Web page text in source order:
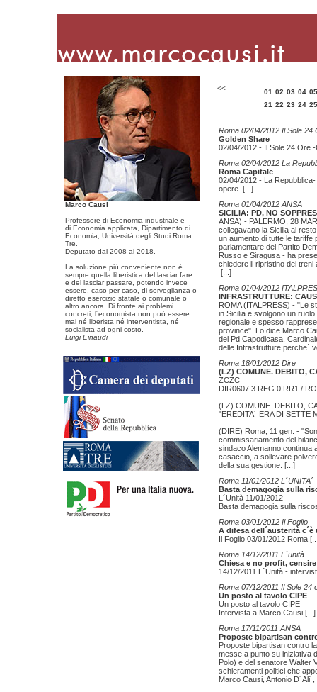
Marco Causi
Professore di Economia industriale e
di Economia applicata, Dipartimento di
Economia, Università degli Studi Roma
Tre.
Deputato dal 2008 al 2018.
La soluzione più conveniente non è
sempre quella liberistica del lasciar fare
e del lasciar passare, potendo invece
essere, caso per caso, di sorveglianza o
diretto esercizio statale o comunale o
altro ancora. Di fronte ai problemi
concreti, l´economista non può essere
mai né liberista né interventista, né
socialista ad ogni costo.
Luigi Einaudi
<< 01 02 03 04 05
21 22 23 24 25
Roma 02/04/2012 Il Sole 24
Golden Share
02/04/2012 - Il Sole 24 Ore
Roma 02/04/2012 La
Roma Capitale
02/04/2012 - La
opere. [...]
Roma 01/04/2012 ANSA
SICILIA: PD, NO
ANSA) - PALERMO, 28
collegavano la Sicilia al
un aumento di tutte le tariffe
parlamentare del Partito
Russo e Siragusa - ha
chiedere il ripristino dei
[...]
Roma 01/04/2012
INFRASTRUTTURE:
ROMA (ITALPRESS) - "Le
in Sicilia e svolgono un
regionale e spesso
province". Lo dice Marco
del Pd Capodicasa,
delle Infrastrutture perche´
Roma 18/01/2012 Dire
(LZ) COMUNE. DEBITO,
ZCZC
DIR0607 3 REG 0 RR1 /
(LZ) COMUNE. DEBITO,
"EREDITA´ ERA DI SETTE
(DIRE) Roma, 11 gen. -
commissariamento del
sindaco Alemanno continua
casaccio, a sollevare
della sua gestione. [...]
Roma 11/01/2012 L´UNITA´
Basta demagogia sulla
L´Unità 11/01/2012
Basta demagogia sulla
Roma 03/01/2012 Il Foglio
A difesa dell´austerità
Il Foglio 03/01/2012 Roma
Roma 14/12/2011 L´unità
Chiesa e no profit,
14/12/2011 L´Unità -
Roma 07/12/2011 Il Sole 24
Un posto al tavolo CIPE
Un posto al tavolo CIPE
Intervista a Marco Causi [...]
Roma 17/11/2011 ANSA
Proposte bipartisan
Proposte bipartisan contro
messe a punto su iniziativa
Polo) e del senatore Walter
schieramenti politici che
Marco Causi, Antonio